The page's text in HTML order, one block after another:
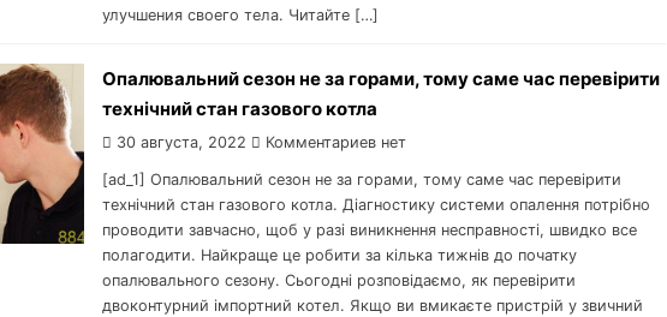
улучшения своего тела. Читайте […]
Опалювальний сезон не за горами, тому саме час перевірити
технічний стан газового котла
30 августа, 2022 Комментариев нет
[ad_1] Опалювальний сезон не за горами, тому саме час перевірити
технічний стан газового котла. Діагностику системи опалення потрібно
проводити завчасно, щоб у разі виникнення несправності, швидко все
полагодити. Найкраще це робити за кілька тижнів до початку
опалювального сезону. Сьогодні розповідаємо, як перевірити
двоконтурний імпортний котел. Якщо ви вмикаєте пристрій у звичний